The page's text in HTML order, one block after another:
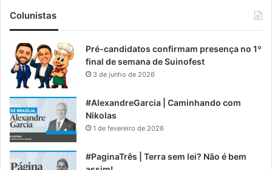
Colunistas
Pré-candidatos confirmam presença no 1º
final de semana de Suinofest
3 de junho de 2026
#AlexandreGarcia | Caminhando com
Nikolas
1 de fevereiro de 2026
#PaginaTrês | Terra sem lei? Não é bem